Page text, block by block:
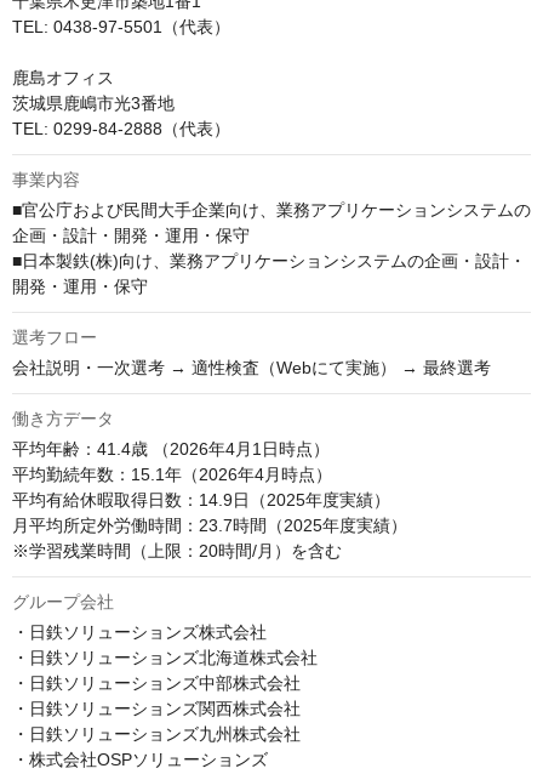
TEL: 0438-97-5501（代表）
鹿島オフィス
茨城県鹿嶋市光3番地
TEL: 0299-84-2888（代表）
事業内容
■官公庁および民間大手企業向け、業務アプリケーションシステムの
企画・設計・開発・運用・保守
■日本製鉄(株)向け、業務アプリケーションシステムの企画・設計・
開発・運用・保守
選考フロー
会社説明・一次選考 → 適性検査（Webにて実施） → 最終選考
働き方データ
平均年齢：41.4歳 （2026年4月1日時点）
平均勤続年数：15.1年（2026年4月時点）
平均有給休暇取得日数：14.9日（2025年度実績）
月平均所定外労働時間：23.7時間（2025年度実績）
※学習残業時間（上限：20時間/月）を含む
グループ会社
・日鉄ソリューションズ株式会社
・日鉄ソリューションズ北海道株式会社
・日鉄ソリューションズ中部株式会社
・日鉄ソリューションズ関西株式会社
・日鉄ソリューションズ九州株式会社
・株式会社OSPソリューションズ